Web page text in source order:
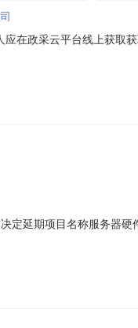
在政采云平台线上获取
为充分保障学科专业建
定延期项目名称服务器
种RMB是否本地化服